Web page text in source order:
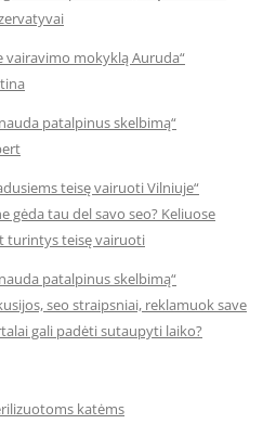
vairavimo mokyklą Auruda“
patalpinus skelbimą“
teisę vairuoti Vilniuje“
gėda tau del savo seo? Keliuose
turintys teisę vairuoti
patalpinus skelbimą“
seo straipsniai, reklamuok save
gali padėti sutaupyti laiko?
katėms